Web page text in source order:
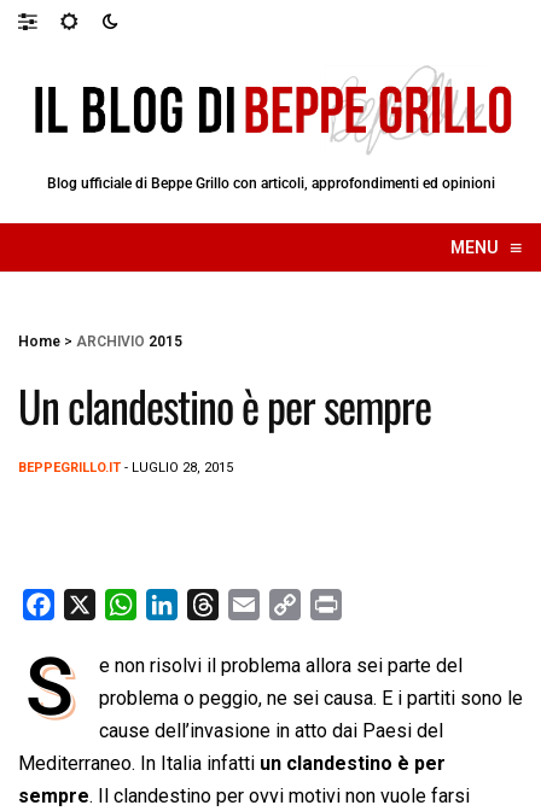
Blog ufficiale di Beppe Grillo con articoli, approfondimenti ed opinioni
MENU ≡
☰
Home > ARCHIVIO 2015
Un clandestino è per sempre
BEPPEGRILLO.IT - LUGLIO 28, 2015
c
e
o
o
W
a
t
s
A
p
n
k
e
d
I
r
e
a
d
s
a
i
l
p
y
L
i
n
i
n
t
S
e non risolvi il problema allora sei parte del
problema o peggio, ne sei causa. E i partiti sono le
cause dell’invasione in atto dai Paesi del
Mediterraneo. In Italia infatti un clandestino è per
sempre. Il clandestino per ovvi motivi non vuole farsi